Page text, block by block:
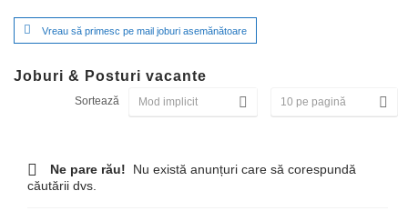
Vreau să primesc pe mail joburi asemănătoare
Joburi & Posturi vacante
Sortează
Ne pare rău! Nu există anunțuri care să corespundă
căutării dvs.